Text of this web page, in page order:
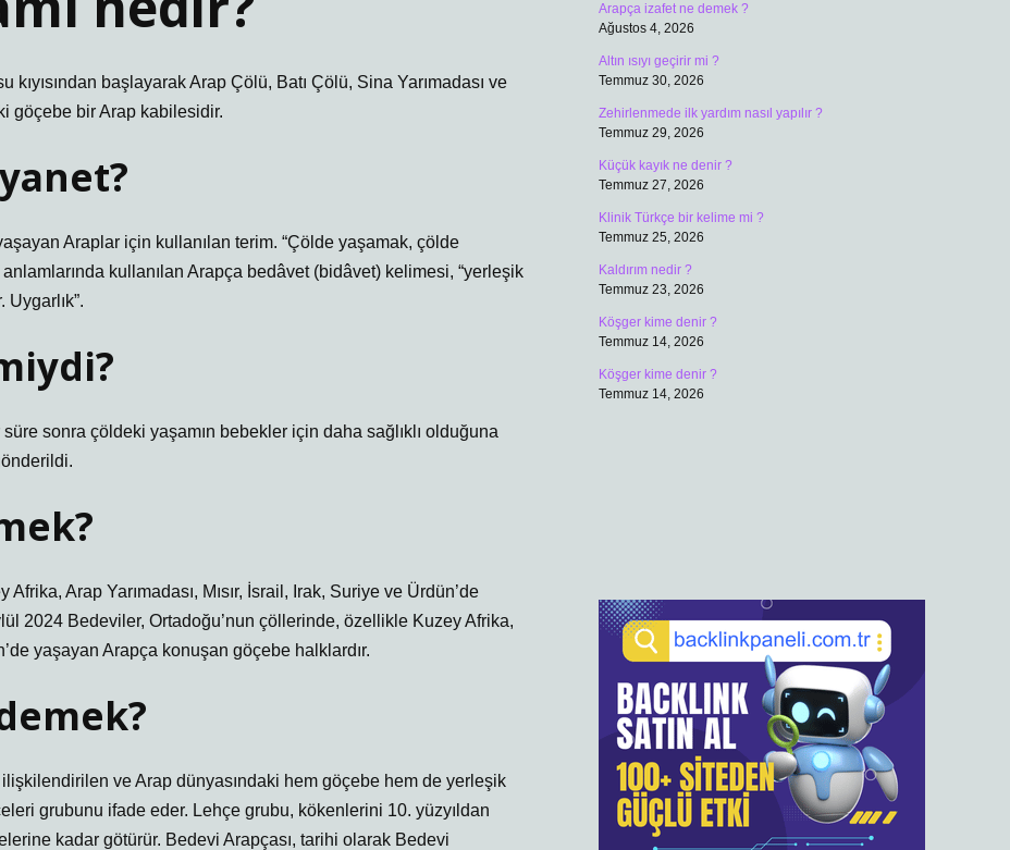
göçebe bir Arap kabilesidir.
Araplar için kullanılan terim. “Çölde yaşamak, çölde
kullanılan Arapça bedâvet (bidâvet) kelimesi, “yerleşik
Uygarlık”.
sonra çöldeki yaşamın bebekler için daha sağlıklı olduğuna
Arap Yarımadası, Mısır, İsrail, Irak, Suriye ve Ürdün’de
2024 Bedeviler, Ortadoğu’nun çöllerinde, özellikle Kuzey Afrika,
yaşayan Arapça konuşan göçebe halklardır.
ve Arap dünyasındaki hem göçebe hem de yerleşik
grubunu ifade eder. Lehçe grubu, kökenlerini 10. yüzyıldan
kadar götürür. Bedevi Arapçası, tarihi olarak Bedevi
Arapça izafet ne demek ?
Ağustos 4, 2026
Altın ısıyı geçirir mi ?
Temmuz 30, 2026
Zehirlenmede ilk yardım nasıl yapılır ?
Temmuz 29, 2026
Küçük kayık ne denir ?
Temmuz 27, 2026
Klinik Türkçe bir kelime mi ?
Temmuz 25, 2026
Kaldırım nedir ?
Temmuz 23, 2026
Köşger kime denir ?
Temmuz 14, 2026
Köşger kime denir ?
Temmuz 14, 2026